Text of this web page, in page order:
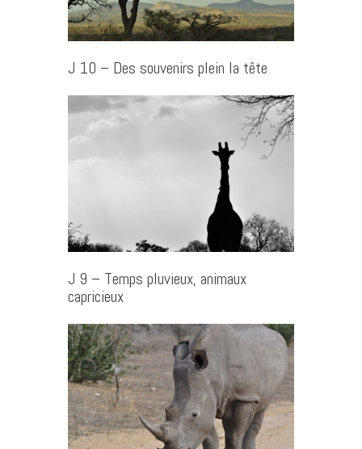
J 10 – Des souvenirs plein la tête
J 9 – Temps pluvieux, animaux
capricieux